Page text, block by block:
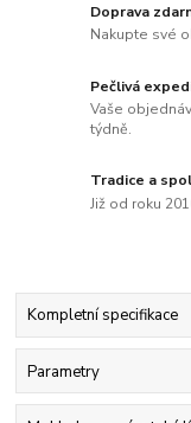
Doprava
Nakupte své
Pečlivá
Vaše
týdně.
Tradice a
Již od roku
Kompletní specifikace
Parametry